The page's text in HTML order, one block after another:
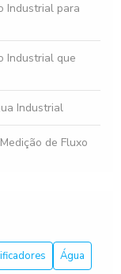
Industrial para
Industrial que
Industrial
de Fluxo
Completo
Água